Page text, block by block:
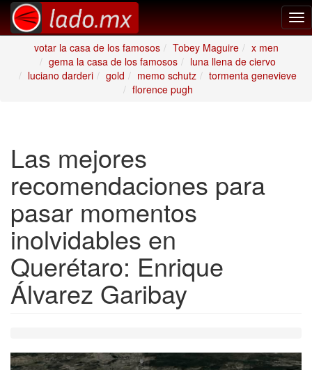
votar la casa de los famosos
Tobey Maguire
x men
gema la casa de los famosos
luna llena de ciervo
luciano darderi
gold memo schutz
tormenta genevieve
florence pugh
Las mejores
recomendaciones para
pasar momentos
inolvidables en
Querétaro: Enrique
Álvarez Garibay